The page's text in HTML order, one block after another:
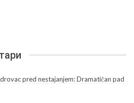
pred nestajanjem: Dramatičan pad